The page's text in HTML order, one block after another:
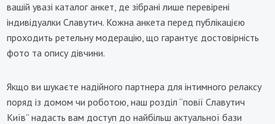
вашій увазі каталог анкет, де зібрані лише перевірені
індивідуалки Славутич. Кожна анкета перед публікацією
проходить ретельну модерацію, що гарантує достовірність
фото та опису дівчини.
Якщо ви шукаєте надійного партнера для інтимного релаксу
поряд із домом чи роботою, наш розділ “повії Славутич
Київ” надасть вам доступ до найбільш актуальної бази